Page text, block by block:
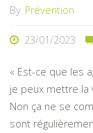
By Prévention
23/01/2023
« Est-ce que les
je peux mettre la
Non ça ne se
sont